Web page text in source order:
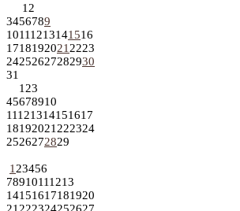
1 2
3456789
10111213141516
1718192021 2223
24252627282930
31
1 23
45678910
11121314151617
18192021 222324
2526272829
1 23456
78910111213
14151617181920